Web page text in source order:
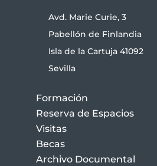
Avd. Marie Curie, 3
Pabellón de Finlandia
Isla de la Cartuja 41092
Sevilla
Formación
Reserva de Espacios
Visitas
Becas
Archivo Documental